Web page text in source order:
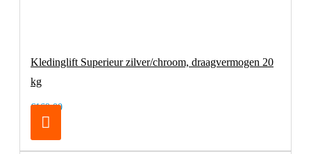
Kledinglift Superieur zilver/chroom, draagvermogen 20
kg
€169,00